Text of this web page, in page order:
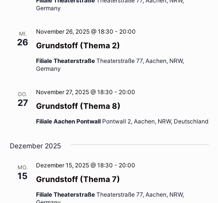
Germany
MI.
26 Grundstoff (Thema 2)
November 26, 2025 @ 18:30 - 20:00
Filiale Theaterstraße Theaterstraße 77, Aachen, NRW,
Germany
DO.
27 Grundstoff (Thema 8)
November 27, 2025 @ 18:30 - 20:00
Filiale Aachen Pontwall Pontwall 2, Aachen, NRW, Deutschland
Dezember 2025
MO.
15 Grundstoff (Thema 7)
Dezember 15, 2025 @ 18:30 - 20:00
Filiale Theaterstraße Theaterstraße 77, Aachen, NRW,